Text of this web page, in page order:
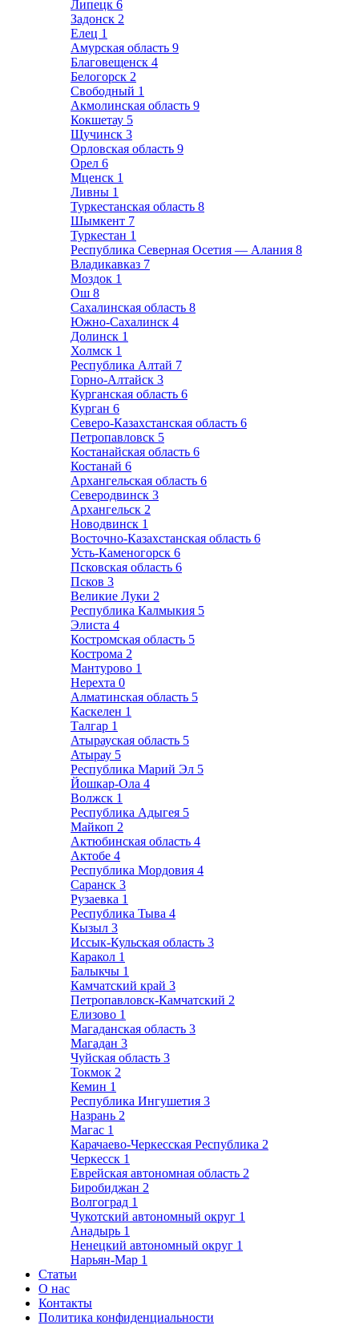
Липецк 6
Задонск 2
Елец 1
Амурская область 9
Благовещенск 4
Белогорск 2
Свободный 1
Акмолинская область 9
Кокшетау 5
Щучинск 3
Орловская область 9
Орел 6
Мценск 1
Ливны 1
Туркестанская область 8
Шымкент 7
Туркестан 1
Республика Северная Осетия — Алания 8
Владикавказ 7
Моздок 1
Ош 8
Сахалинская область 8
Южно-Сахалинск 4
Долинск 1
Холмск 1
Республика Алтай 7
Горно-Алтайск 3
Курганская область 6
Курган 6
Северо-Казахстанская область 6
Петропавловск 5
Костанайская область 6
Костанай 6
Архангельская область 6
Северодвинск 3
Архангельск 2
Новодвинск 1
Восточно-Казахстанская область 6
Усть-Каменогорск 6
Псковская область 6
Псков 3
Великие Луки 2
Республика Калмыкия 5
Элиста 4
Костромская область 5
Кострома 2
Мантурово 1
Нерехта 0
Алматинская область 5
Каскелен 1
Талгар 1
Атырауская область 5
Атырау 5
Республика Марий Эл 5
Йошкар-Ола 4
Волжск 1
Республика Адыгея 5
Майкоп 2
Актюбинская область 4
Актобе 4
Республика Мордовия 4
Саранск 3
Рузаевка 1
Республика Тыва 4
Кызыл 3
Иссык-Кульская область 3
Каракол 1
Балыкчы 1
Камчатский край 3
Петропавловск-Камчатский 2
Елизово 1
Магаданская область 3
Магадан 3
Чуйская область 3
Токмок 2
Кемин 1
Республика Ингушетия 3
Назрань 2
Магас 1
Карачаево-Черкесская Республика 2
Черкесск 1
Еврейская автономная область 2
Биробиджан 2
Волгоград 1
Чукотский автономный округ 1
Анадырь 1
Ненецкий автономный округ 1
Нарьян-Мар 1
Статьи
О нас
Контакты
Политика конфиденциальности